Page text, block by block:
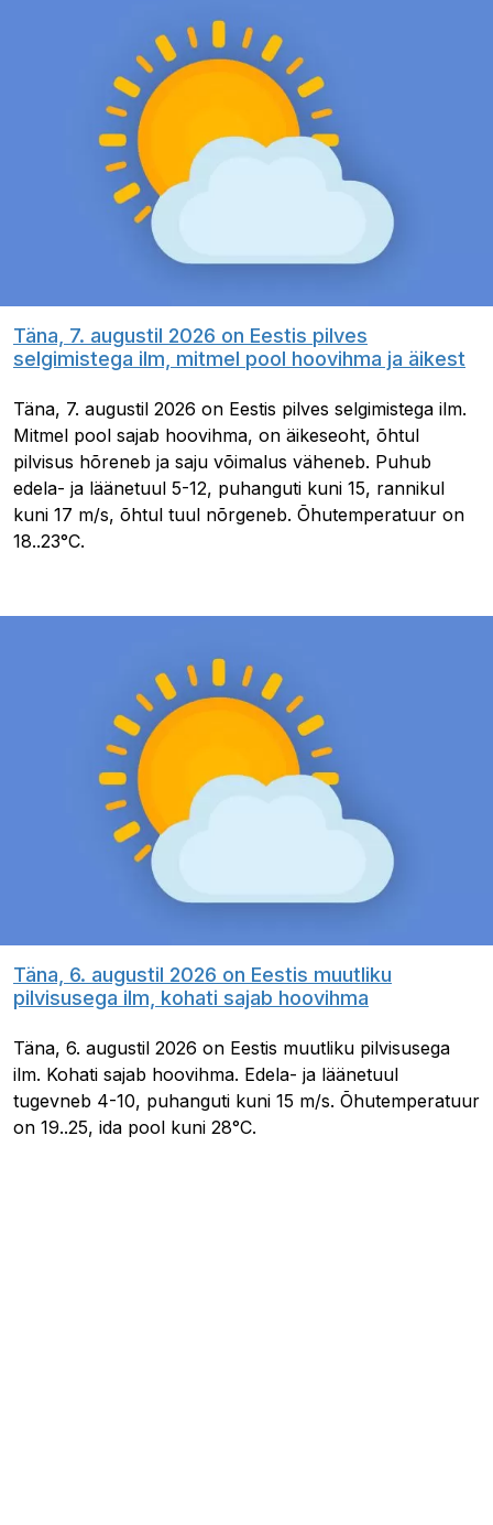
Täna, 7. augustil 2026 on Eestis pilves
selgimistega ilm, mitmel pool hoovihma ja äikest
Täna, 7. augustil 2026 on Eestis pilves selgimistega ilm.
Mitmel pool sajab hoovihma, on äikeseoht, õhtul
pilvisus hõreneb ja saju võimalus väheneb. Puhub
edela- ja läänetuul 5-12, puhanguti kuni 15, rannikul
kuni 17 m/s, õhtul tuul nõrgeneb. Õhutemperatuur on
18..23°C.
Täna, 6. augustil 2026 on Eestis muutliku
pilvisusega ilm, kohati sajab hoovihma
Täna, 6. augustil 2026 on Eestis muutliku pilvisusega
ilm. Kohati sajab hoovihma. Edela- ja läänetuul
tugevneb 4-10, puhanguti kuni 15 m/s. Õhutemperatuur
on 19..25, ida pool kuni 28°C.